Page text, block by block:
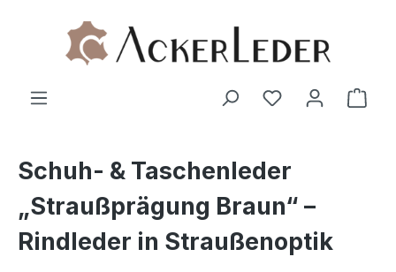
Zum Hauptinhalt springen
Schuh- & Taschenleder
„Straußprägung Braun“ –
Rindleder in Straußenoptik